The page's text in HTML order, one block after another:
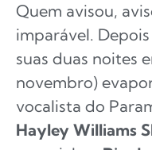
Quem avisou,
imparável.
suas duas noites
novembro)
vocalista do
Hayley Williams